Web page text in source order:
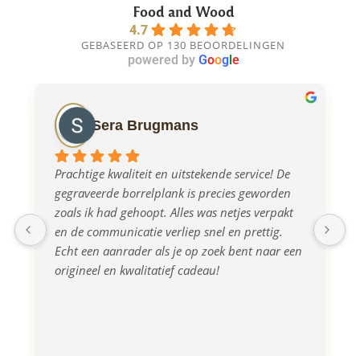
Food and Wood
4.7
GEBASEERD OP 130 BEOORDELINGEN
powered by Googl e
Sera Brugmans
Prachtige kwaliteit en uitstekende service! De
gegraveerde borrelplank is precies geworden
zoals ik had gehoopt. Alles was netjes verpakt
en de communicatie verliep snel en prettig.
Echt een aanrader als je op zoek bent naar een
origineel en kwalitatief cadeau!